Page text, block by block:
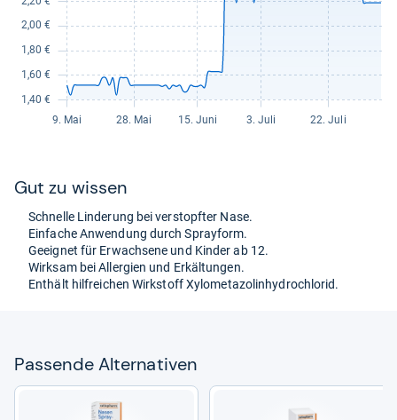
Gut zu wis­sen
Schnelle Lin­de­rung bei ver­stopf­ter Nase.
Ein­fa­che Anwen­dung durch Spray­form.
Geeig­net für Erwach­sene und Kin­der ab 12.
Wirk­sam bei All­er­gien und Erkäl­tun­gen.
Ent­hält hilf­rei­chen Wirk­stoff Xylo­me­ta­zol­in­hy­dro­chlo­rid.
Pas­sende Alter­na­ti­ven